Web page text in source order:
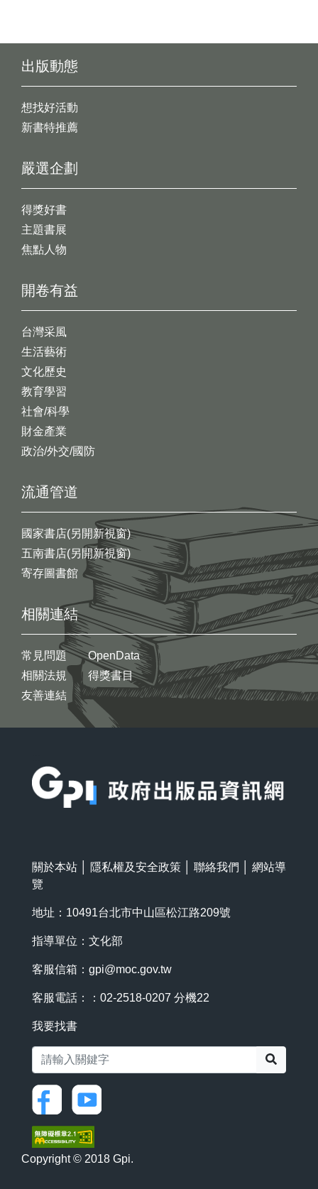
出版動態
想找好活動
新書特推薦
開卷有益
台灣采風
生活藝術
文化歷史
教育學習
社會/科學
財金產業
政治/外交/國防
嚴選企劃
得獎好書
主題書展
焦點人物
流通管道
國家書店(另開新視窗)
五南書店(另開新視窗)
寄存圖書館
相關連結
常見問題
相關法規
友善連結
OpenData
得獎書目
關於本站 隱私權及安全政策 聯絡我們
網站導
覽
地址：10491台北市中山區松江路209號
指導單位：文化部
客服信箱： gpi@moc.gov.tw
客服電話：：02-2518-0207 分機22
我要找書
Copyright © 2018 Gpi.